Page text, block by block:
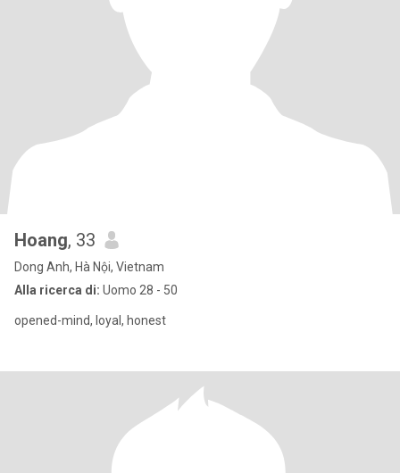
Hoang, 33
Dong Anh, Hà Nội, Vietnam
Alla ricerca di: Uomo 28 - 50
opened-mind, loyal, honest